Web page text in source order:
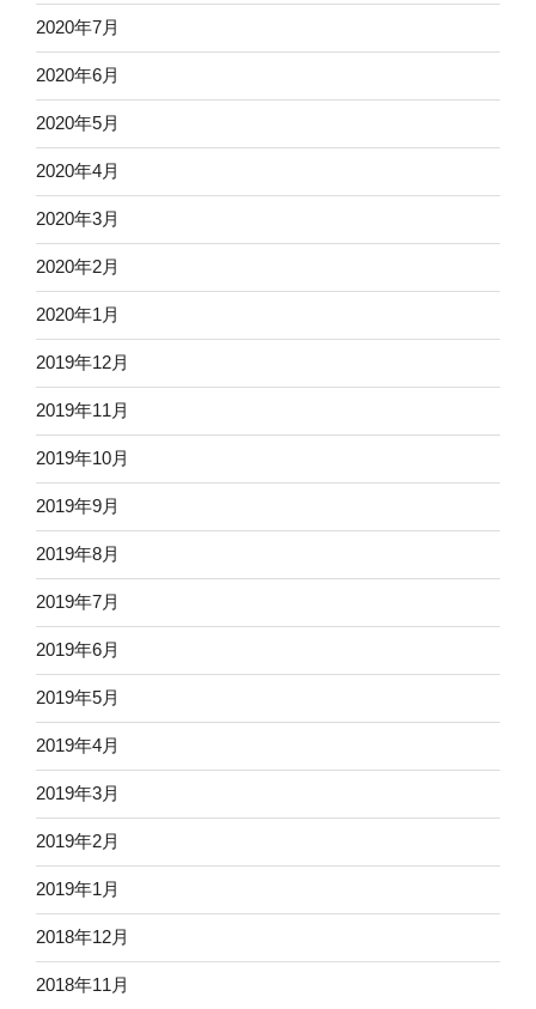
2020年7月
2020年6月
2020年5月
2020年4月
2020年3月
2020年2月
2020年1月
2019年12月
2019年11月
2019年10月
2019年9月
2019年8月
2019年7月
2019年6月
2019年5月
2019年4月
2019年3月
2019年2月
2019年1月
2018年12月
2018年11月